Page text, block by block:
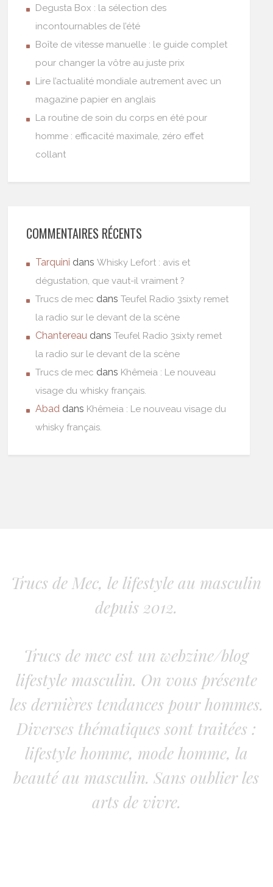
Degusta Box : la sélection des
incontournables de l’été
Boîte de vitesse manuelle : le guide complet
pour changer la vôtre au juste prix
Lire l’actualité mondiale autrement avec un
magazine papier en anglais
La routine de soin du corps en été pour
homme : efficacité maximale, zéro effet
collant
COMMENTAIRES RÉCENTS
Tarquini dansWhisky Lefort : avis et
dégustation, que vaut-il vraiment ?
Trucs de mec dansTeufel Radio 3sixty remet
la radio sur le devant de la scène
Chantereau dansTeufel Radio 3sixty remet
la radio sur le devant de la scène
Trucs de mec dans Khêmeia : Le nouveau
visage du whisky français.
Abad dans Khêmeia : Le nouveau visage du
whisky français.
Trucs de Mec, le lifestyle au masculin
depuis 2012.
Trucs de mec est un webzine/blog
lifestyle masculin. On vous présente
les dernières tendances pour hommes.
Diverses thématiques sont traitées :
lifestyle homme, mode homme, la
beauté au masculin. Sans oublier les
arts de vivre.